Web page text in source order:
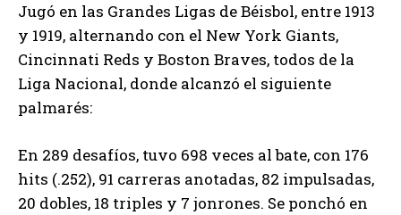
Jugó en las Grandes Ligas de Béisbol, entre 1913
y 1919, alternando con el New York Giants,
Cincinnati Reds y Boston Braves, todos de la
Liga Nacional, donde alcanzó el siguiente
palmarés:
En 289 desafíos, tuvo 698 veces al bate, con 176
hits (.252), 91 carreras anotadas, 82 impulsadas,
20 dobles, 18 triples y 7 jonrones. Se ponchó en